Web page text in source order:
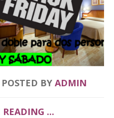
POSTED BY ADMIN
...